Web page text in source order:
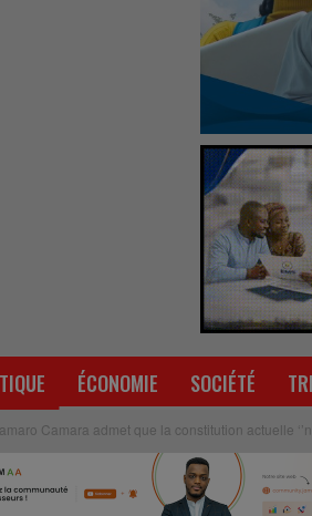
ÉCONOMIE SOCIÉTÉ
Camara admet que la constitution actuelle